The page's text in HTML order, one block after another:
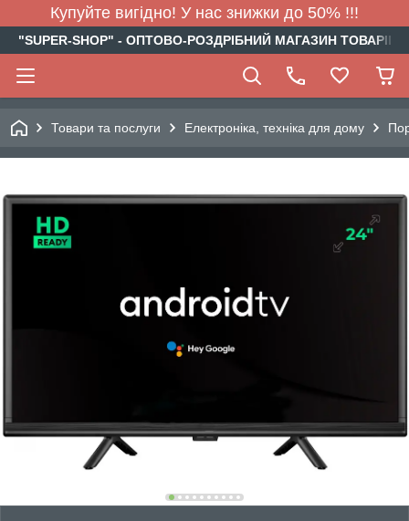
Купуйте вигідно! У нас знижки до 50% !!!
"SUPER-SHOP" - ОПТОВО-РОЗДРІБНИЙ МАГАЗИН
Товари та послуги Електроніка, техніка для дому